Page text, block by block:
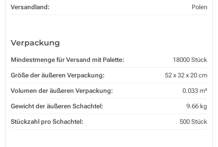
Versandland: Polen
Verpackung
Mindestmenge für Versand mit Palette: 18000 Stück
Größe der äußeren Verpackung: 52 x 32 x 20 cm
Volumen der äußeren Verpackung: 0.033 m³
Gewicht der äußeren Schachtel: 9.66 kg
Stückzahl pro Schachtel: 500 Stück